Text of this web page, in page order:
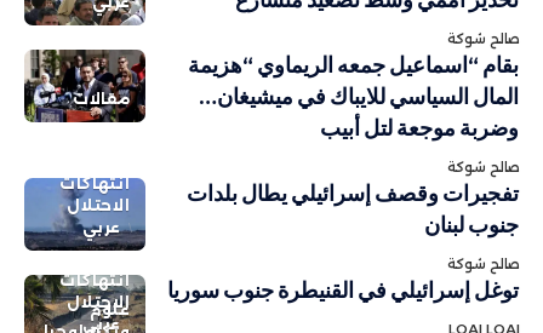
صالح شوكة
مقالات
بقام “اسماعيل جمعه الريماوي “هزيمة
المال السياسي للايباك في ميشيغان…
وضربة موجعة لتل أبيب
صالح شوكة
انتهاكات
الاحتلال
عربي
تفجيرات وقصف إسرائيلي يطال بلدات
جنوب لبنان
صالح شوكة
انتهاكات
الاحتلال
عربي
توغل إسرائيلي في القنيطرة جنوب سوريا
LOAI LOAI
علوم